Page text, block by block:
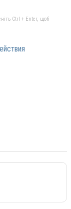
Ctrl + Enter, щоб